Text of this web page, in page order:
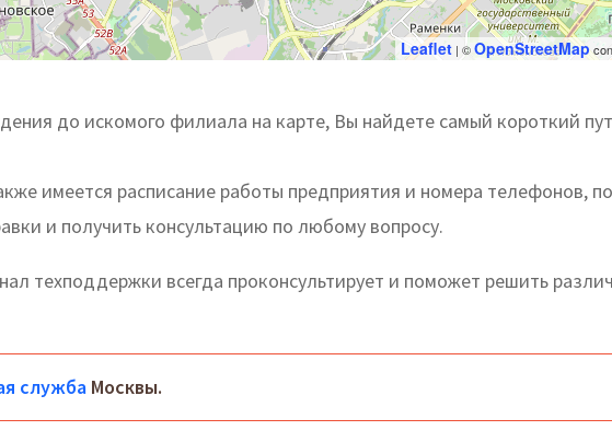
Leaflet | ©OpenStreetMap
до искомого филиала на карте, Вы найдете самый короткий
имеется расписание работы предприятия и номера телефонов, по
и получить консультацию по любому вопросу.
техподдержки всегда проконсультирует и поможет решить
служба Москвы.